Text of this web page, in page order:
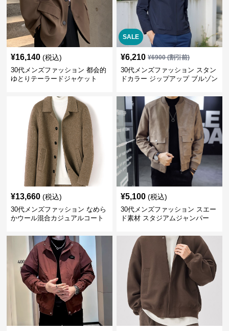
¥16,140 (税込)
30代メンズファッション 都会的
ゆとりテーラードジャケット
SALE
¥6,210 ¥6900(割引前)
30代メンズファッション スタン
ドカラー ジップアップ ブルゾン
¥13,660 (税込)
30代メンズファッション なめら
かウール混合カジュアルコート
¥5,100 (税込)
30代メンズファッション スエー
ド素材 スタジアムジャンパー